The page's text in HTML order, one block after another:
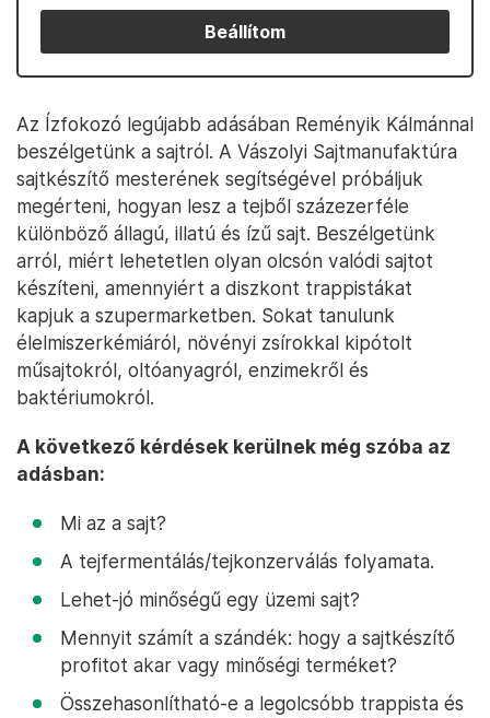
Beállítom
Az Ízfokozó legújabb adásában Reményik Kálmánnal
beszélgetünk a sajtról. A Vászolyi Sajtmanufaktúra
sajtkészítő mesterének segítségével próbáljuk
megérteni, hogyan lesz a tejből százezerféle
különböző állagú, illatú és ízű sajt. Beszélgetünk
arról, miért lehetetlen olyan olcsón valódi sajtot
készíteni, amennyiért a diszkont trappistákat
kapjuk a szupermarketben. Sokat tanulunk
élelmiszerkémiáról, növényi zsírokkal kipótolt
műsajtokról, oltóanyagról, enzimekről és
baktériumokról.
A következő kérdések kerülnek még szóba az
adásban:
Mi az a sajt?
A tejfermentálás/tejkonzerválás folyamata.
Lehet-jó minőségű egy üzemi sajt?
Mennyit számít a szándék: hogy a sajtkészítő
profitot akar vagy minőségi terméket?
Összehasonlítható-e a legolcsóbb trappista és